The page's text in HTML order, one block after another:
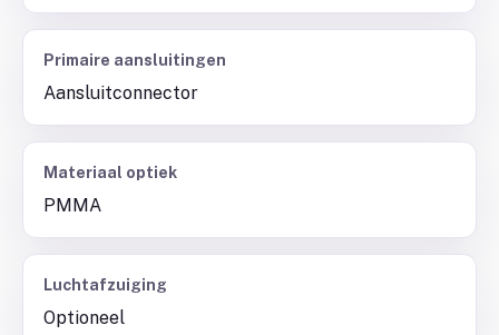
Primaire aansluitingen
Aansluitconnector
Materiaal optiek
PMMA
Luchtafzuiging
Optioneel